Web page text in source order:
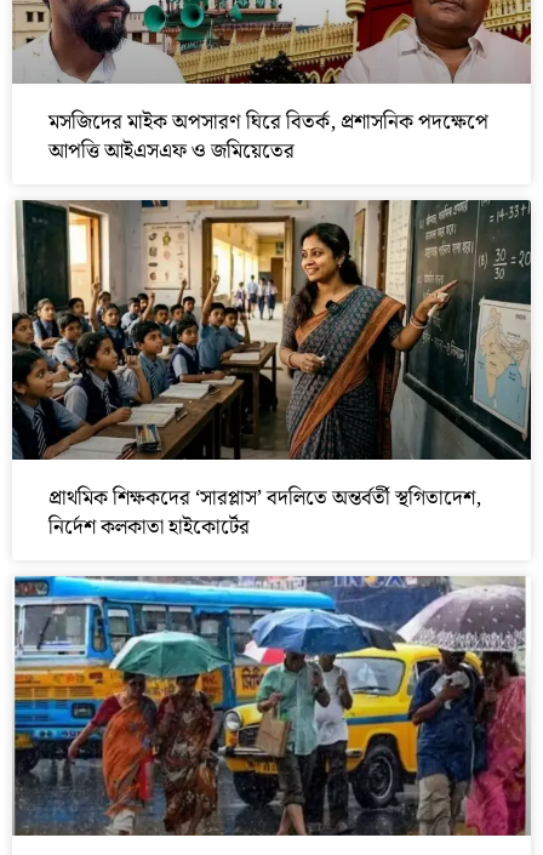
মসজিদের মাইক অপসারণ ঘিরে বিতর্ক, প্রশাসনিক পদক্ষেপে
আপত্তি আইএসএফ ও জমিয়েতের
প্রাথমিক শিক্ষকদের ‘সারপ্লাস’ বদলিতে অন্তর্বর্তী স্থগিতাদেশ,
নির্দেশ কলকাতা হাইকোর্টের